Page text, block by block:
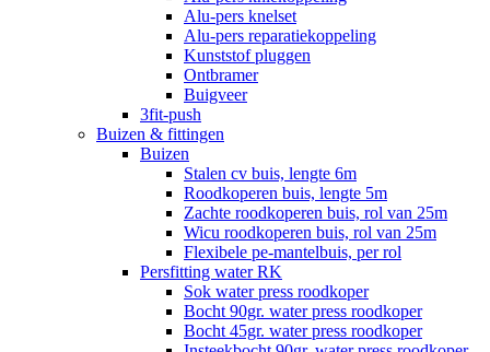
Alu-pers knelset
Alu-pers reparatiekoppeling
Kunststof pluggen
Ontbramer
Buigveer
3fit-push
Buizen & fittingen
Buizen
Stalen cv buis, lengte 6m
Roodkoperen buis, lengte 5m
Zachte roodkoperen buis, rol van 25m
Wicu roodkoperen buis, rol van 25m
Flexibele pe-mantelbuis, per rol
Persfitting water RK
Sok water press roodkoper
Bocht 90gr. water press roodkoper
Bocht 45gr. water press roodkoper